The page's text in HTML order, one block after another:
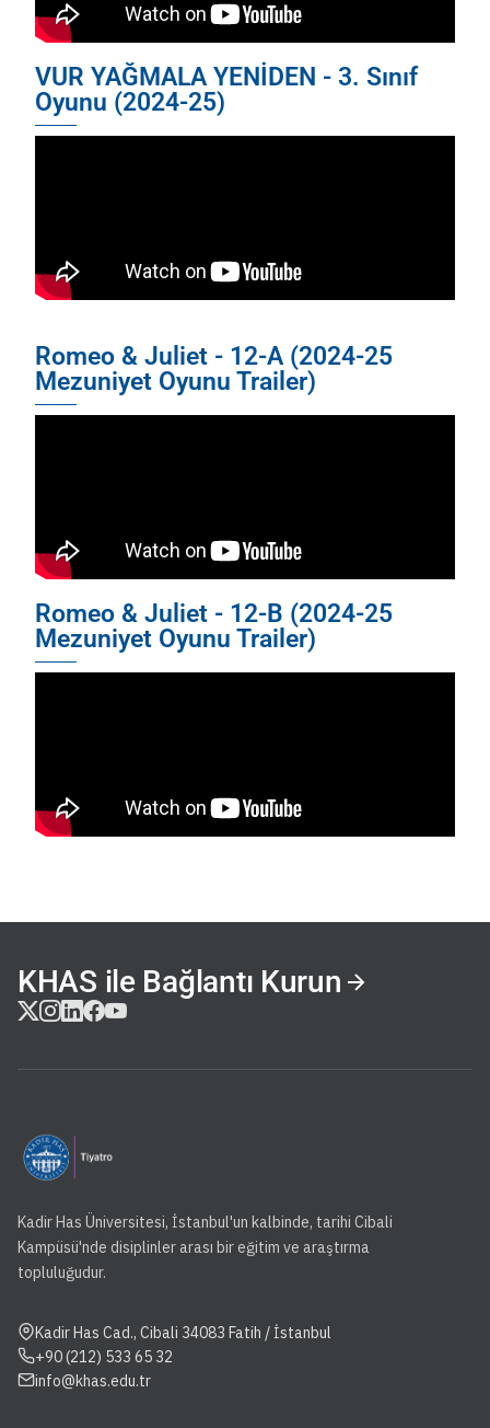
VUR YAĞMALA YENİDEN - 3. Sınıf
Oyunu (2024-25)
Romeo & Juliet - 12-A (2024-25
Mezuniyet Oyunu Trailer)
Romeo & Juliet - 12-B (2024-25
Mezuniyet Oyunu Trailer)
KHAS ile Bağlantı Kurun
Kadir Has Üniversitesi, İstanbul'un kalbinde, tarihi Cibali
Kampüsü'nde disiplinler arası bir eğitim ve araştırma
topluluğudur.
Kadir Has Cad., Cibali 34083 Fatih / İstanbul
+90 (212) 533 65 32
info@khas.edu.tr